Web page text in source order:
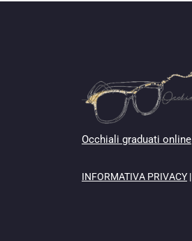
Occhiali graduati online
INFORMATIVA PRIVACY |